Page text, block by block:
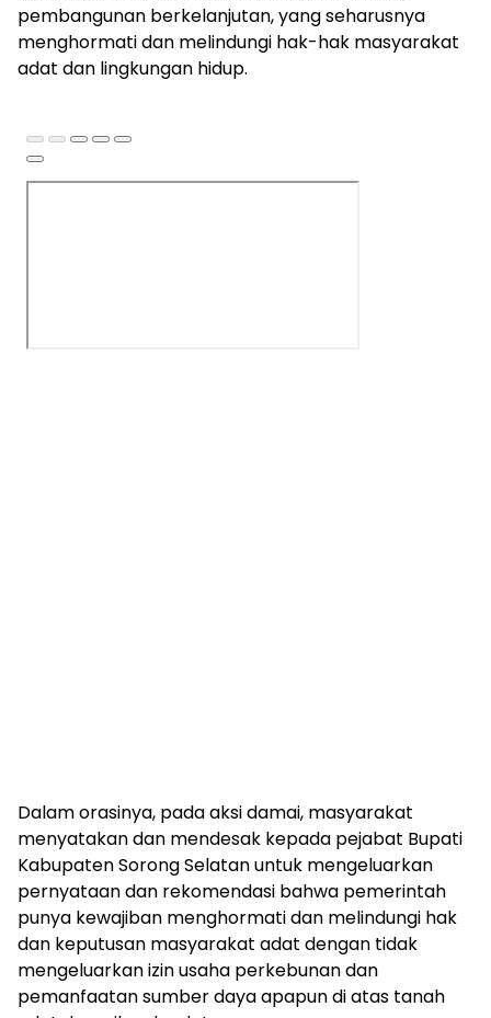
pembangunan berkelanjutan, yang seharusnya
menghormati dan melindungi hak-hak masyarakat
adat dan lingkungan hidup.
Dalam orasinya, pada aksi damai, masyarakat
menyatakan dan mendesak kepada pejabat Bupati
Kabupaten Sorong Selatan untuk mengeluarkan
pernyataan dan rekomendasi bahwa pemerintah
punya kewajiban menghormati dan melindungi hak
dan keputusan masyarakat adat dengan tidak
mengeluarkan izin usaha perkebunan dan
pemanfaatan sumber daya apapun di atas tanah